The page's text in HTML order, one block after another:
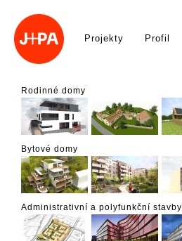
Projekty Profil
Rodinné domy
Bytové domy
Administrativní a polyfunkční stavby